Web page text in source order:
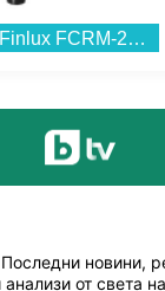
новини,
от света